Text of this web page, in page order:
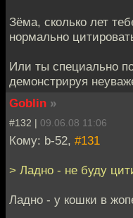
Зёма, сколько лет
нормально
Или ты специально
демонстрируя
Goblin »
#132 | 09.06.08 11:06
Кому: b-52, #131
> Ладно - не буду
Ладно - у кошки в